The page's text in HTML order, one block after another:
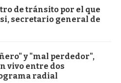
de tránsito por el que
secretario general de
y "mal perdedor",
vivo entre dos
radial